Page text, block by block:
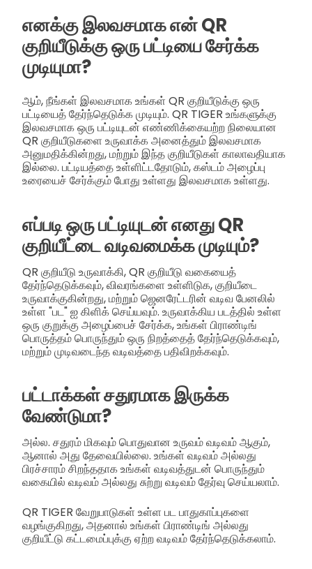
எனக்கு இலவசமாக என் QR
குறியீடுக்கு ஒரு பட்டியை சேர்க்க
முடியுமா?
ஆம், நீங்கள் இலவசமாக உங்கள் QR குறியீடுக்கு ஒரு
பட்டியைத் தேர்ந்தெடுக்க முடியும். QR TIGER உங்களுக்கு
இலவசமாக ஒரு பட்டியுடன் எண்ணிக்கையற்ற நிலையான
QR குறியீடுகளை உருவாக்க அனைத்தும் இலவசமாக
அனுமதிக்கின்றது, மற்றும் இந்த குறியீடுகள் காலாவதியாக
இல்லை. பட்டியத்தை உள்ளிட்டதோடும், கஸ்டம் அழைப்பு
உரையைச் சேர்க்கும் போது உள்ளது இலவசமாக உள்ளது.
எப்படி ஒரு பட்டியுடன் எனது QR
குறியீட்டை வடிவமைக்க முடியும்?
QR குறியீடு உருவாக்கி, QR குறியீடு வகையைத்
தேர்ந்தெடுக்கவும், விவரங்களை உள்ளிடுக, குறியீடை
உருவாக்குகின்றது, மற்றும் ஜெனரேட்டரின் வடிவ பேனலில்
உள்ள "பட" ஐ கிளிக் செய்யவும். உருவாக்கிய படத்தில் உள்ள
ஒரு குறுக்கு அழைப்பைச் சேர்க்க, உங்கள் பிராண்டிங்
பொருத்தம் பொருந்தும் ஒரு நிறத்தைத் தேர்ந்தெடுக்கவும்,
மற்றும் முடிவடைந்த வடிவத்தை பதிவிறக்கவும்.
பட்டாக்கள் சதுரமாக இருக்க
வேண்டுமா?
அல்ல. சதுரம் மிகவும் பொதுவான உருவம் வடிவம் ஆகும்,
ஆனால் அது தேவையில்லை. உங்கள் வடிவம் அல்லது
பிரச்சாரம் சிறந்ததாக உங்கள் வடிவத்துடன் பொருந்தும்
வகையில் வடிவம் அல்லது சுற்று வடிவம் தேர்வு செய்யலாம்.
QR TIGER வேறுபாடுகள் உள்ள பட பாதுகாப்புகளை
வழங்குகிறது, அதனால் உங்கள் பிராண்டிங் அல்லது
குறியீட்டு கட்டமைப்புக்கு ஏற்ற வடிவம் தேர்ந்தெடுக்கலாம்.